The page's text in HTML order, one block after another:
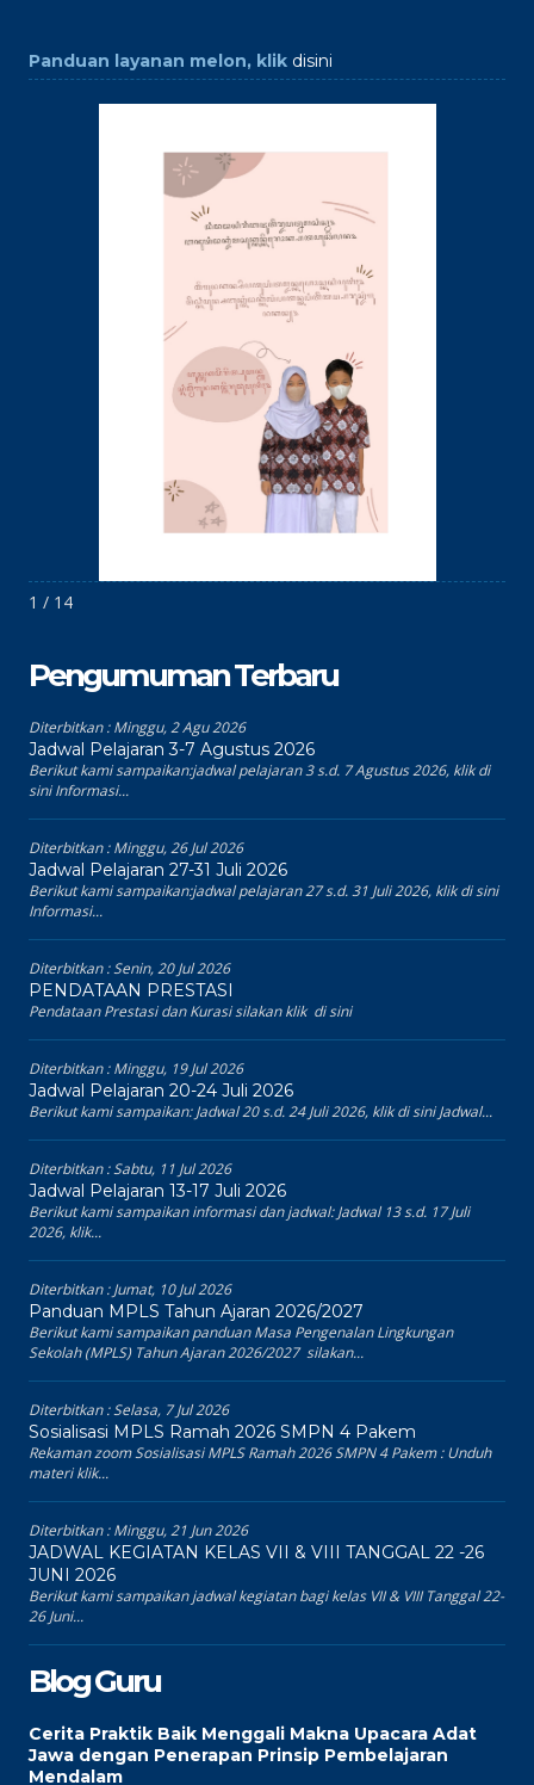
Panduan layanan melon, klik disini
1 / 14
Pengumuman Terbaru
Diterbitkan :Minggu, 2 Agu 2026
Jadwal Pelajaran 3-7 Agustus 2026
Berikut kami sampaikan:jadwal pelajaran 3 s.d. 7 Agustus 2026, klik di
sini Informasi...
Diterbitkan :Minggu, 26 Jul 2026
Jadwal Pelajaran 27-31 Juli 2026
Berikut kami sampaikan:jadwal pelajaran 27 s.d. 31 Juli 2026, klik di sini
Informasi...
Diterbitkan :Senin, 20 Jul 2026
PENDATAAN PRESTASI
Pendataan Prestasi dan Kurasi silakan klik di sini
Diterbitkan :Minggu, 19 Jul 2026
Jadwal Pelajaran 20-24 Juli 2026
Berikut kami sampaikan: Jadwal 20 s.d. 24 Juli 2026, klik di sini Jadwal...
Diterbitkan :Sabtu, 11 Jul 2026
Jadwal Pelajaran 13-17 Juli 2026
Berikut kami sampaikan informasi dan jadwal: Jadwal 13 s.d. 17 Juli
2026, klik...
Diterbitkan :Jumat, 10 Jul 2026
Panduan MPLS Tahun Ajaran 2026/2027
Berikut kami sampaikan panduan Masa Pengenalan Lingkungan
Sekolah (MPLS) Tahun Ajaran 2026/2027 silakan...
Diterbitkan :Selasa, 7 Jul 2026
Sosialisasi MPLS Ramah 2026 SMPN 4 Pakem
Rekaman zoom Sosialisasi MPLS Ramah 2026 SMPN 4 Pakem : Unduh
materi klik...
Diterbitkan :Minggu, 21 Jun 2026
JADWAL KEGIATAN KELAS VII & VIII TANGGAL 22 -26
JUNI 2026
Berikut kami sampaikan jadwal kegiatan bagi kelas VII & VIII Tanggal 22-
26 Juni...
Blog Guru
Cerita Praktik Baik Menggali Makna Upacara Adat
Jawa dengan Penerapan Prinsip Pembelajaran
Mendalam